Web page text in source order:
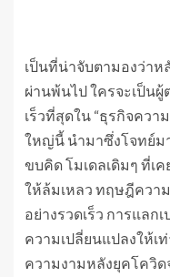
เป็นที่น่าจับตามองว่าห
ผ่านพ้นไป ใครจะเป็น
เร็วที่สุดใน “ธุรกิจควา
ใหญ่นี้ นำมาซึ่งโจทย์ม
ขบคิด โมเดลเดิมๆ ที่เ
ให้ล้มเหลว ทฤษฎีควา
อย่างรวดเร็ว การแลก
ความเปลี่ยนแปลงให้เ
ความงามหลังยุคโควิด